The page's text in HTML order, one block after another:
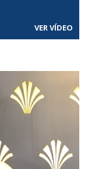
VER VÍDEO